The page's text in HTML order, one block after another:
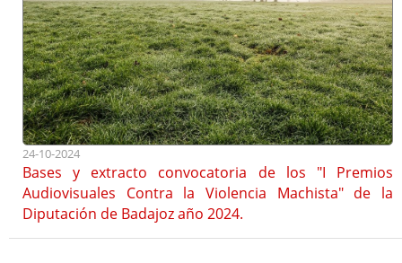
24-10-2024
Bases y extracto convocatoria de los "I Premios
Audiovisuales Contra la Violencia Machista" de la
Diputación de Badajoz año 2024.